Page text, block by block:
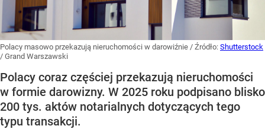
Polacy masowo przekazują nieruchomości w darowiźnie / Źródło: Shutterstock
/ Grand Warszawski
Polacy coraz częściej przekazują nieruchomości
w formie darowizny. W 2025 roku podpisano blisko
200 tys. aktów notarialnych dotyczących tego
typu transakcji.